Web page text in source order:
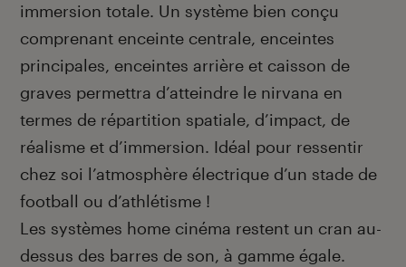
immersion totale. Un système bien conçu
comprenant enceinte centrale, enceintes
principales, enceintes arrière et caisson de
graves permettra d’atteindre le nirvana en
termes de répartition spatiale, d’impact, de
réalisme et d’immersion. Idéal pour ressentir
chez soi l’atmosphère électrique d’un stade de
football ou d’athlétisme !
Les systèmes home cinéma restent un cran au-
dessus des barres de son, à gamme égale.